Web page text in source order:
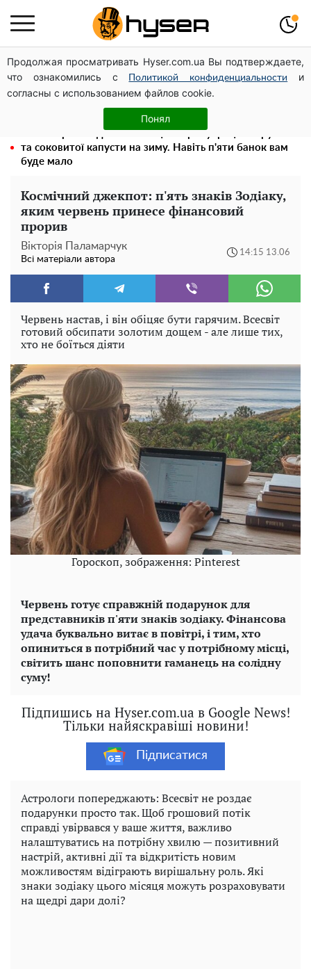
Продолжая просматривать Hyser.com.ua Вы подтверждаете,
что ознакомились с
Политикой конфиденциальности
и
согласны с использованием файлов cookie.
Понял
Повністю гола Анна Трінчер блиснула "принадами":
таких розмірів ви ще не бачили
Як учасник бойових дій може оформити пільгу на
оплату комунальних послуг: інструкція
та соковитої капусти на зиму. Навіть п'яти банок вам
буде мало
Космічний джекпот: п'ять знаків Зодіаку,
яким червень принесе фінансовий
прорив
Вікторія Паламарчук
Всі матеріали автора
14:15 13.06
Червень настав, і він обіцяє бути гарячим. Всесвіт
готовий обсипати золотим дощем - але лише тих,
хто не боїться діяти
Гороскоп, зображення: Pinterest
Червень готує справжній подарунок для
представників п'яти знаків зодіаку. Фінансова
удача буквально витає в повітрі, і тим, хто
опиниться в потрібний час у потрібному місці,
світить шанс поповнити гаманець на солідну
суму!
Підпишись на Hyser.com.ua в Google News!
Тільки найяскравіші новини!
Підписатися
Астрологи попереджають: Всесвіт не роздає
подарунки просто так. Щоб грошовий потік
справді увірвався у ваше життя, важливо
налаштуватись на потрібну хвилю — позитивний
настрій, активні дії та відкритість новим
можливостям відіграють вирішальну роль. Які
знаки зодіаку цього місяця можуть розраховувати
на щедрі дари долі?